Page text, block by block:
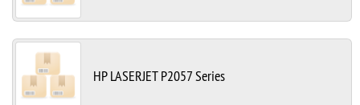
HP LASERJET P2057 Series